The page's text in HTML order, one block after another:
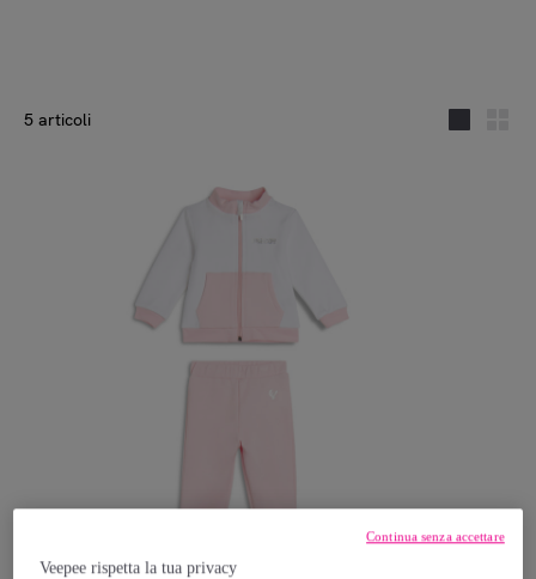
5 articoli
Veepee rispetta la tua privacy
Continua senza accettare